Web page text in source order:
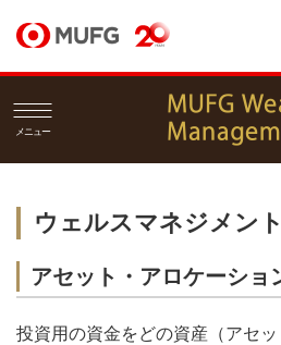
メニュー
ウェルスマネジメン
アセット・アロケーショ
投資用の資金をどの資産（アセ